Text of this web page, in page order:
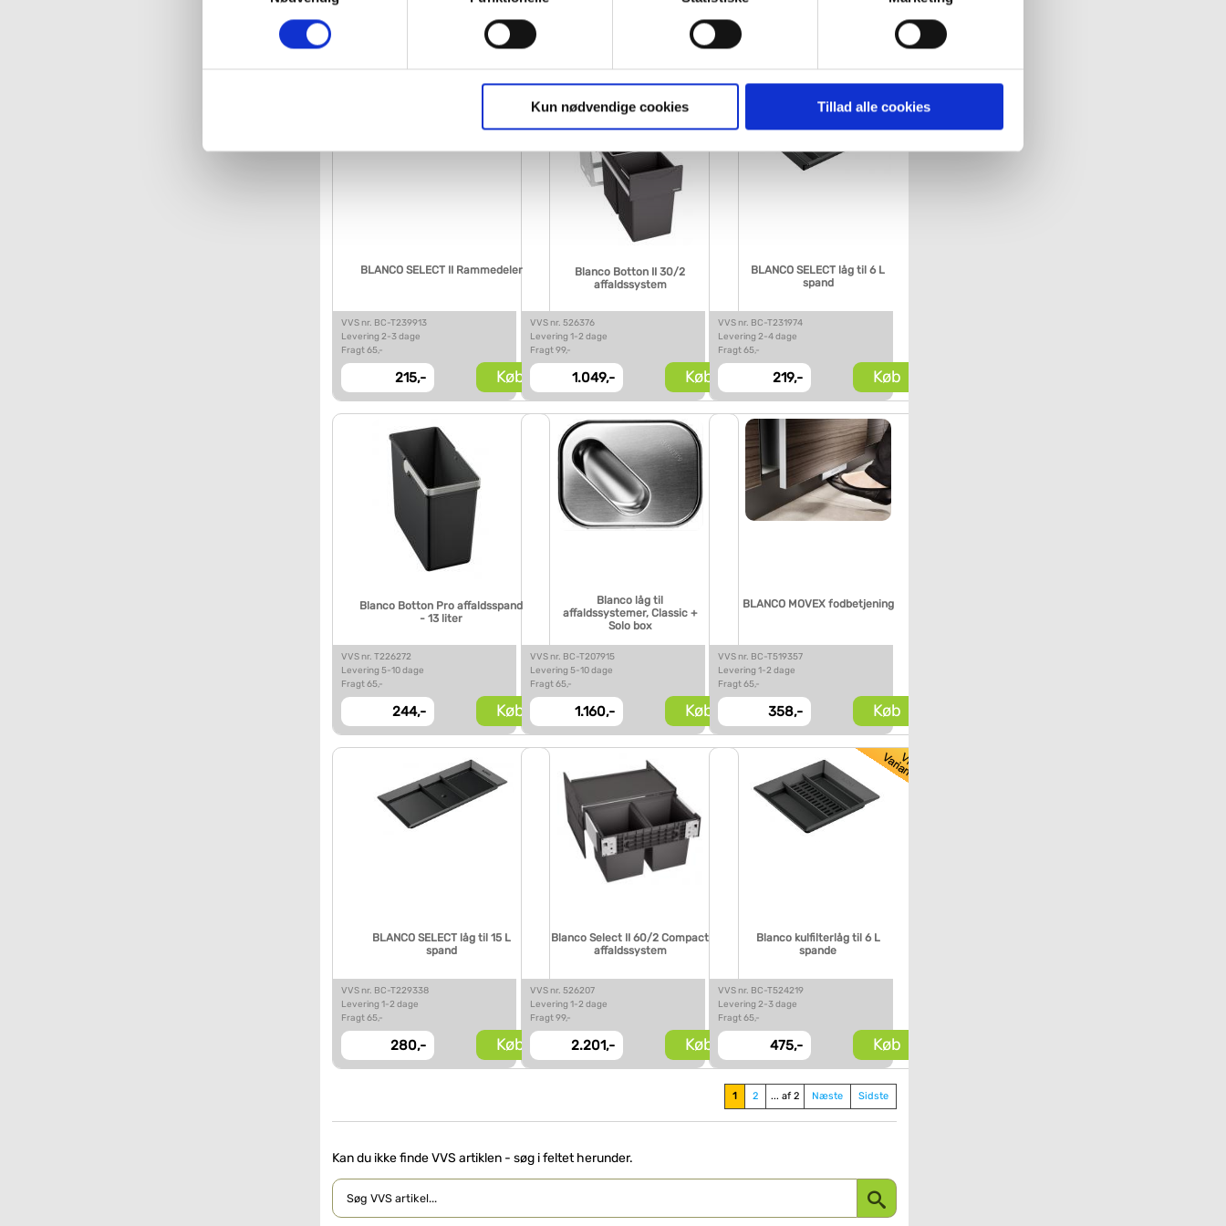
VVS-Shoppen.dk bruger både egne cookies og tredjeparts cookies. Ved at klikke 'Vis detaljer' nedenfor kan du se hvilke
Hvis du accepterer alle cookies, så giver du samtykke til de ovenfor nævnte formål med de pågældende cookies. Du har
imidlertid også mulighed for at vælge bestemte cookie-typer til og fra nedenfor. Til enhver tid er det ligeledes muligt, at
ændre i dit samtykke, hvis du måtte ønske det.
Du kan se mere om, hvordan vi behandler dine personoplysninger, ved at klikke
Kun nødvendige cookies Tillad alle cookies
Køb
Levering 1-2 dage
Køb
Levering 5-10 dage
Køb
BLANCO SELECT II Rammedeler
VVS nr. BC-T239913
Levering 2-3 dage
Fragt 65,-
215,- Køb
Blanco Botton II 30/2
affaldssystem
VVS nr. 526376
Levering 1-2 dage
Fragt 99,-
1.049,- Køb
BLANCO SELECT låg til 6 L
spand
VVS nr. BC-T231974
Levering 2-4 dage
Fragt 65,-
219,- Køb
Blanco Botton Pro affaldsspand
- 13 liter
VVS nr. T226272
Levering 5-10 dage
Fragt 65,-
244,- Køb
Blanco låg til
affaldssystemer, Classic +
Solo box
VVS nr. BC-T207915
Levering 5-10 dage
Fragt 65,-
1.160,- Køb
BLANCO MOVEX fodbetjening
VVS nr. BC-T519357
Levering 1-2 dage
Fragt 65,-
358,- Køb
BLANCO SELECT låg til 15 L
spand
VVS nr. BC-T229338
Levering 1-2 dage
Fragt 65,-
280,- Køb
Blanco Select II 60/2 Compact
affaldssystem
VVS nr. 526207
Levering 1-2 dage
Fragt 99,-
2.201,- Køb
Blanco kulfilterlåg til 6 L
spande
VVS nr. BC-T524219
Levering 2-3 dage
Fragt 65,-
475,- Køb
1 2 ... af 2 Næste Sidste
Kan du ikke finde VVS artiklen - søg i feltet herunder.